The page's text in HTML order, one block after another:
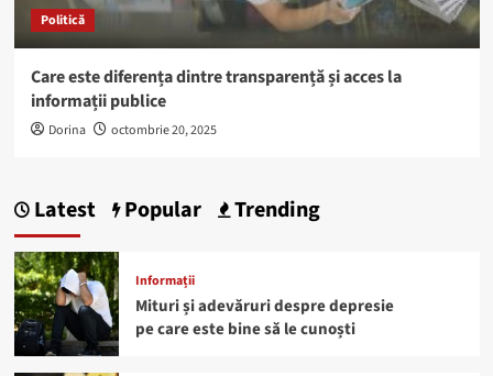
Politică
Care este diferența dintre transparență și acces la
informații publice
Dorina octombrie 20, 2025
Latest Popular Trending
Informații
Mituri și adevăruri despre depresie
pe care este bine să le cunoști